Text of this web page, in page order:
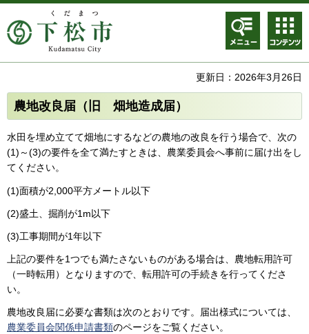
メニュ
ー
コンテ
ンツメ
ニュー
更新日：2026年3月26日
農地改良届（旧 畑地造成届）
水田を埋め立てて畑地にするなどの農地の改良を行う場合で、次の
(1)～(3)の要件を全て満たすときは、農業委員会へ事前に届け出をし
てください。
(1)面積が2,000平方メートル以下
(2)盛土、掘削が1m以下
(3)工事期間が1年以下
上記の要件を1つでも満たさないものがある場合は、農地転用許可
（一時転用）となりますので、転用許可の手続きを行ってくださ
い。
農地改良届に必要な書類は次のとおりです。届出様式については、
農業委員会関係申請書類のページをご覧ください。